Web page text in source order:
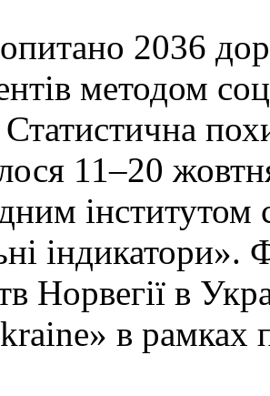
2036
методом
Статистична
11–20
інститутом
індикатори».
Норвегії в
в